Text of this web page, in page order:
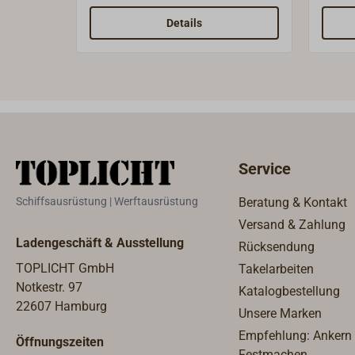
Staumaß.Sechs schwarze
Kunststoffecken halten die
bei einer Kantenlänge von 340
Damit entspricht er den Offshore
Special Regulations (OSR), den
Ausrüstungsvorschriften der
WORLD SAILING (ehemals ISAF)
Regattayachten.In der Tabelle ist
Radarquerschnittsfläche (RCS,
Details
wird
Schiffsausrüstung | Werftausrüstung
Ladengeschäft & Ausstellung
TOPLICHT GmbH
Notkestr. 97
22607 Hamburg
Öffnungszeiten
Service
Beratung & Kontakt
Versand & Zahlung
Rücksendung
Takelarbeiten
Katalogbestellung
Unsere Marken
Empfehlung: Ankern